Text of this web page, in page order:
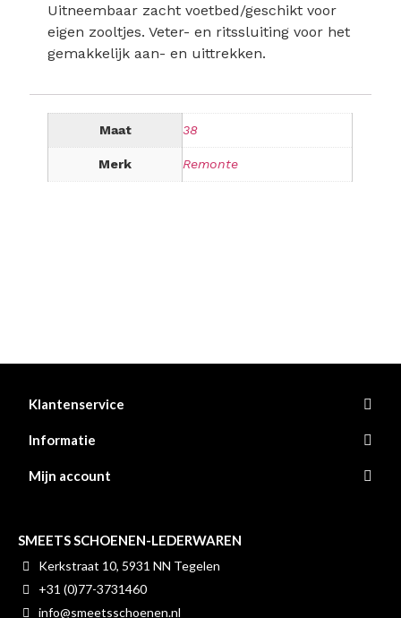
Uitneembaar zacht voetbed/geschikt voor
eigen zooltjes. Veter- en ritssluiting voor het
gemakkelijk aan- en uittrekken.
Maat 38
Merk Remonte
Klantenservice
Informatie
Mijn account
SMEETS SCHOENEN-LEDERWAREN
Kerkstraat 10, 5931 NN Tegelen
+31 (0)77-3731460
info@smeetsschoenen.nl